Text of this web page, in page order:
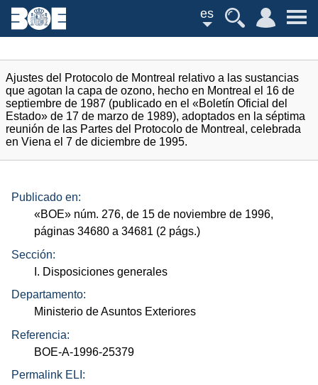
es
Ajustes del Protocolo de Montreal relativo a las sustancias
que agotan la capa de ozono, hecho en Montreal el 16 de
septiembre de 1987 (publicado en el «Boletín Oficial del
Estado» de 17 de marzo de 1989), adoptados en la séptima
reunión de las Partes del Protocolo de Montreal, celebrada
en Viena el 7 de diciembre de 1995.
Publicado en:
«BOE» núm. 276, de 15 de noviembre de 1996,
páginas 34680 a 34681 (2 págs.)
Sección:
I. Disposiciones generales
Departamento:
Ministerio de Asuntos Exteriores
Referencia:
BOE-A-1996-25379
Permalink ELI: